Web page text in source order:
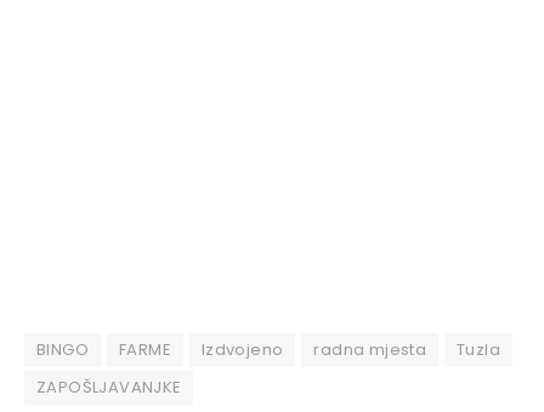
BINGO FARME Izdvojeno radna mjesta
Tuzla
ZAPOŠLJAVANJKE